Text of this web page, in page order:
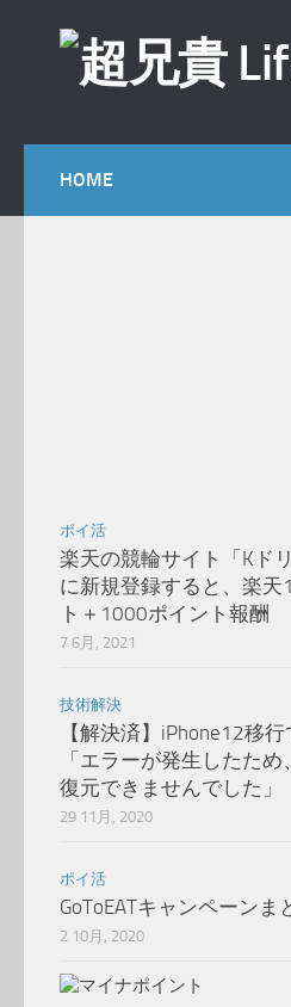
コンテンツへスキップ
HOME
ポイ活
楽天の競輪サイト「Kド
に新規登録すると、楽天
ト＋1000ポイント報酬
7 6月, 2021
技術解決
【解決済】iPhone12移
「エラーが発生したため
復元できませんでした」
29 11月, 2020
ポイ活
GoToEATキャンペーンま
2 10月, 2020